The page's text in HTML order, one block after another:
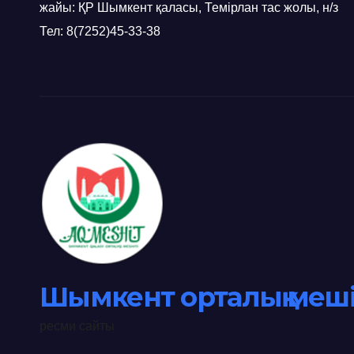
жайы: ҚР Шымкент қаласы, Темірлан тас жолы, н/з
Тел: 8(7252)45-33-38
Шымкент орталық